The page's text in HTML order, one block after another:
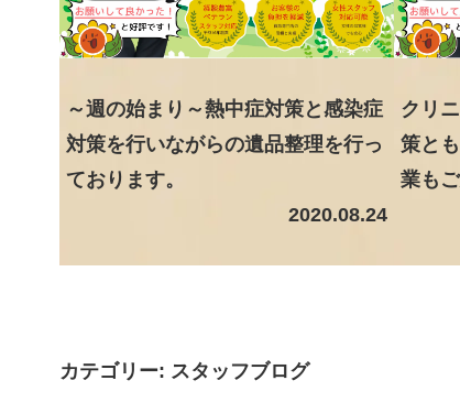
～週の始まり～熱中症対策と感染症
対策を行いながらの遺品整理を行っ
ております。
2020.08.24
クリ
策と
業も
カテゴリー: スタッフブログ